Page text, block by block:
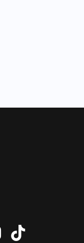
Instagram
Tiktok